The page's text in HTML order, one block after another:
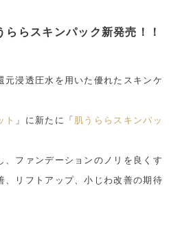
ららスキンパック新発売！！
元浸透圧水を用いた優れたスキンケ
ト 」に新たに「 肌うららスキンパッ
、ファンデーションのノリを良くす
、リフトアップ、小じわ改善の期待